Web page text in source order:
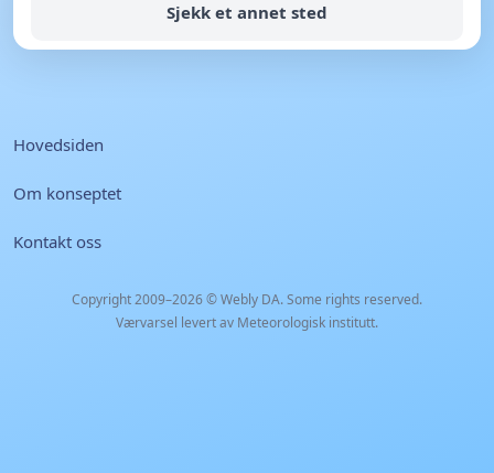
Sjekk et annet sted
Hovedsiden
Om konseptet
Kontakt oss
Copyright 2009–2026 ©Webly DA. Some rights reserved.
Værvarsel levert av Meteorologisk institutt.